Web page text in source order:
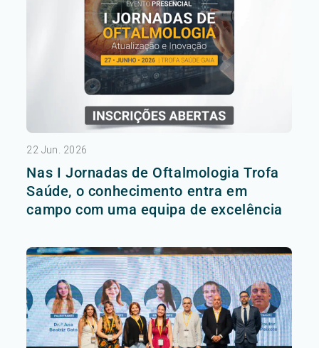
22 Jun. 2026
Nas I Jornadas de Oftalmologia Trofa
Saúde, o conhecimento entra em
campo com uma equipa de excelência